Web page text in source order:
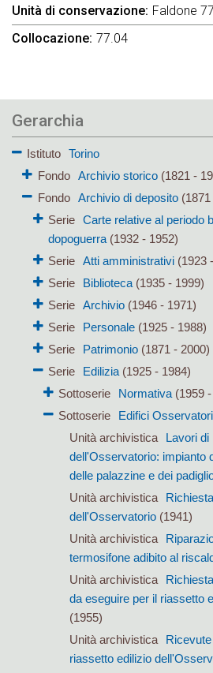
Unità di conservazione Faldone 77
Collocazione 77.04
Gerarchia
Istituto
Torino
Fondo
Archivio storico(1821 -
Fondo
Archivio di deposito(1871
Serie Carte relative al periodo
dopoguerra(1932 - 1952)
Serie Atti amministrativi(1923
Serie
Biblioteca(1935 - 1999)
Serie Archivio(1946 - 1971)
Serie
Personale(1925 - 1988)
Serie
Patrimonio(1871 - 2000)
Serie
Edilizia(1925 - 1984)
Sottoserie
Normativa (1959
Sottoserie
Edifici
Unità archivistica
Lavori di
dell'Osservatorio: impianto
delle palazzine e dei
Unità archivistica
dell'Osservatorio(1941)
Unità archivistica
termosifone adibito al
Unità archivistica
da eseguire per il riassetto
(1955)
Unità archivistica
riassetto edilizio